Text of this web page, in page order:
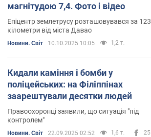
магнітудою 7,4. Фото і відео
Епіцентр землетрусу розташовувався за 123
кілометри від міста Давао
Новини. Світ 10.10.2025 10:05 1,2 т.
Кидали каміння і бомби у
поліцейських: на Філіппінах
заарештували десятки людей
Правоохоронці заявили, що ситуація "під
контролем"
Новини. Світ 22.09.2025 02:52 1,6 т. 25